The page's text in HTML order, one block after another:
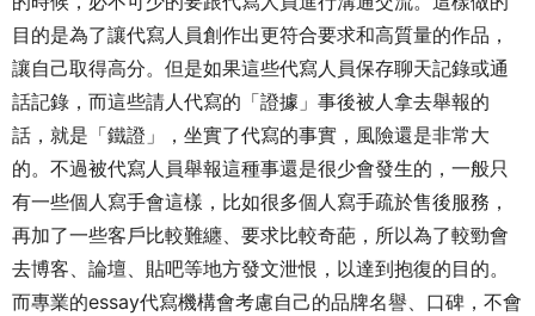
目的是為了讓代寫人員創作出更符合要求和高質量的作品，
讓自己取得高分。但是如果這些代寫人員保存聊天記錄或通
話記錄，而這些請人代寫的「證據」事後被人拿去舉報的
話，就是「鐵證」，坐實了代寫的事實，風險還是非常大
的。不過被代寫人員舉報這種事還是很少會發生的，一般只
有一些個人寫手會這樣，比如很多個人寫手疏於售後服務，
再加了一些客戶比較難纏、要求比較奇葩，所以為了較勁會
去博客、論壇、貼吧等地方發文泄恨，以達到抱復的目的。
而專業的essay代寫機構會考慮自己的品牌名譽、口碑，不會